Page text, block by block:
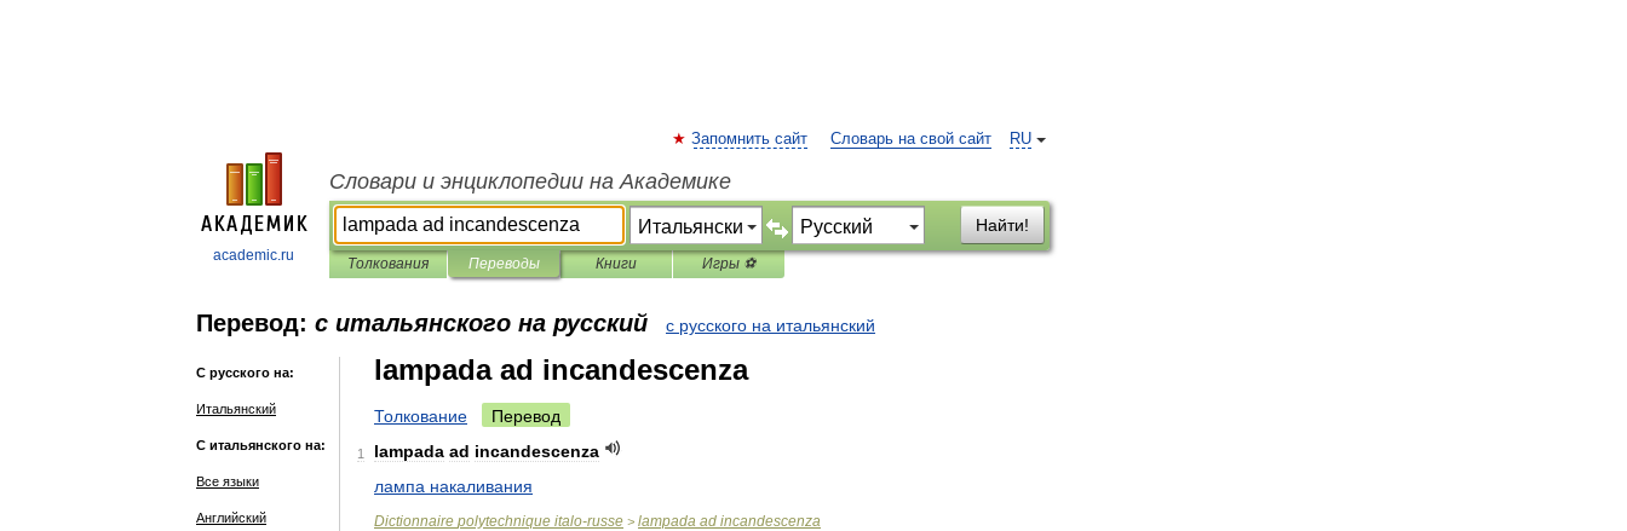
academic.ru
RU
Запомнить сайт Словарь на свой сайт
Словари и энциклопедии на Академике
Найти!
Толкования Переводы Книги Игры ⚽
Перевод: с итальянского на русский с русского на итальянский
С русского на:
Итальянский
С итальянского на:
Все языки
Английский
lampada ad incandescenza
Толкование Перевод
1 lampada ad incandescenza
лампа накаливания
Dictionnaire polytechnique italo-russe > lampada ad incandescenza